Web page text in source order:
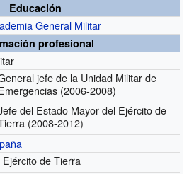
Educación
General Militar
profesional
jefe de la Unidad Militar de
(2006-2008)
del Estado Mayor del Ejército de
(2008-2012)
Ejército de Tierra